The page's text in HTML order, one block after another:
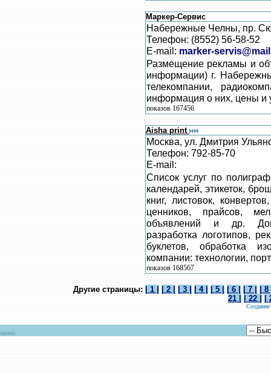
Маркер-Сервис
Набережные Челны, пр.
Телефон: (8552) 56-58-52
E-mail: marker-
Размещение рекламы и
информации) г.
телекомпании,
информация о них, цены и
показов 167456
Aisha print
Москва, ул. Дмитрия
Телефон: 792-85-70
E-mail:
Список услуг по
календарей, этикеток,
книг, листовок,
ценников, прайсов,
объявлений и др.
разработка логотипов,
буклетов, обработка
компании: технологии,
показов 168567
Другие страницы: | 1 | | 2 | | 3 | | 4 | | 5 | | 6 | | 7 |
|
21 |
| 22 |
Создание
админ